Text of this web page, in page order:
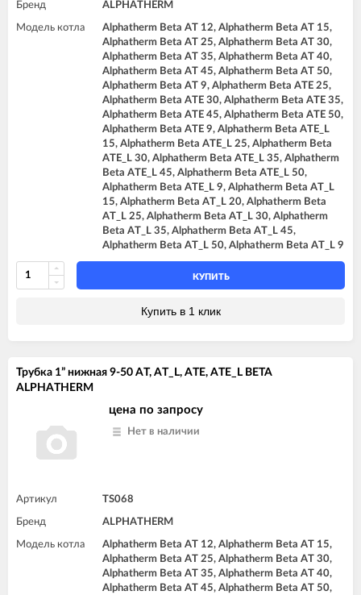
Бренд ALPHATHERM
Модель котла
Alphatherm Beta AT 12, Alphatherm Beta AT 15,
Alphatherm Beta AT 25, Alphatherm Beta AT 30,
Alphatherm Beta AT 35, Alphatherm Beta AT 40,
Alphatherm Beta AT 45, Alphatherm Beta AT 50,
Alphatherm Beta AT 9, Alphatherm Beta ATE 25,
Alphatherm Beta ATE 30, Alphatherm Beta ATE 35,
Alphatherm Beta ATE 45, Alphatherm Beta ATE 50,
Alphatherm Beta ATE 9, Alphatherm Beta ATE_L
15, Alphatherm Beta ATE_L 25, Alphatherm Beta
ATE_L 30, Alphatherm Beta ATE_L 35, Alphatherm
Beta ATE_L 45, Alphatherm Beta ATE_L 50,
Alphatherm Beta ATE_L 9, Alphatherm Beta AT_L
15, Alphatherm Beta AT_L 20, Alphatherm Beta
AT_L 25, Alphatherm Beta AT_L 30, Alphatherm
Beta AT_L 35, Alphatherm Beta AT_L 45,
Alphatherm Beta AT_L 50, Alphatherm Beta AT_L 9
КУПИТЬ
Купить в 1 клик
Трубка 1” нижная 9-50 AT, AT_L, ATE, ATE_L BETA
ALPHATHERM
цена по запросу
Нет в наличии
Артикул TS068
Бренд ALPHATHERM
Модель котла
Alphatherm Beta AT 12, Alphatherm Beta AT 15,
Alphatherm Beta AT 25, Alphatherm Beta AT 30,
Alphatherm Beta AT 35, Alphatherm Beta AT 40,
Alphatherm Beta AT 45, Alphatherm Beta AT 50,